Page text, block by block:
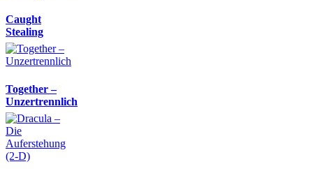
Caught
Stealing
Together –
Unzertrennlich